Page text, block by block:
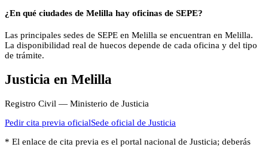
¿En qué ciudades de Melilla hay oficinas de SEPE?
Las principales sedes de SEPE en Melilla se encuentran en Melilla.
La disponibilidad real de huecos depende de cada oficina y del tipo
de trámite.
Justicia en Melilla
Registro Civil — Ministerio de Justicia
Pedir cita previa oficialSede oficial de Justicia
* El enlace de cita previa es el portal nacional de Justicia; deberás